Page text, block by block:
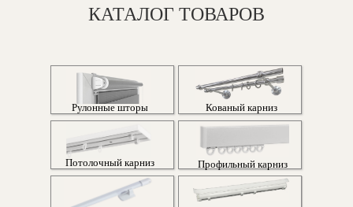
КАТАЛОГ ТОВАРОВ
Кованый карниз
Рулонные шторы
Потолочный карниз Профильный карниз